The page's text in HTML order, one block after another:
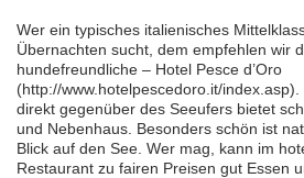
Wer ein typisches italienisches
Übernachten sucht, dem empfehlen wir
hundefreundliche – Hotel Pesce d’Oro
(http://www.hotelpescedoro.it/
direkt gegenüber des Seeufers bietet
und Nebenhaus. Besonders schön ist
Blick auf den See. Wer mag, kann im
Restaurant zu fairen Preisen gut Essen